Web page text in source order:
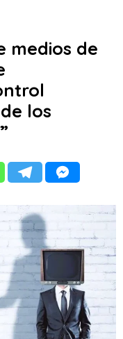
medios de
los